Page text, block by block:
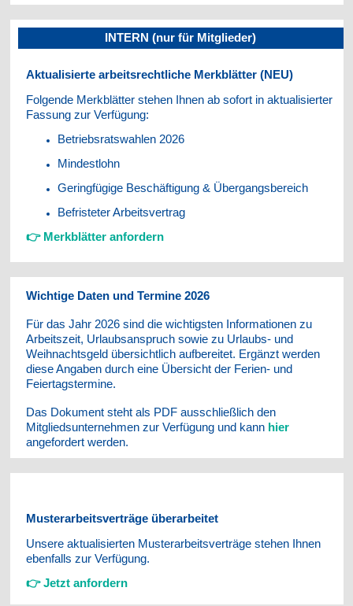
INTERN (nur für Mitglieder)
Aktualisierte arbeitsrechtliche Merkblätter (NEU)
Folgende Merkblätter stehen Ihnen ab sofort in aktualisierter
Fassung zur Verfügung:
Betriebsratswahlen 2026
Mindestlohn
Geringfügige Beschäftigung & Übergangsbereich
Befristeter Arbeitsvertrag
👉 Merkblätter anfordern
Wichtige Daten und Termine 2026
Für das Jahr 2026 sind die wichtigsten Informationen zu
Arbeitszeit, Urlaubsanspruch sowie zu Urlaubs- und
Weihnachtsgeld übersichtlich aufbereitet. Ergänzt werden
diese Angaben durch eine Übersicht der Ferien- und
Feiertagstermine.
Das Dokument steht als PDF ausschließlich den
Mitgliedsunternehmen zur Verfügung und kannhier
angefordert werden.
Musterarbeitsverträge überarbeitet
Unsere aktualisierten Musterarbeitsverträge stehen Ihnen
ebenfalls zur Verfügung.
👉 Jetzt anfordern